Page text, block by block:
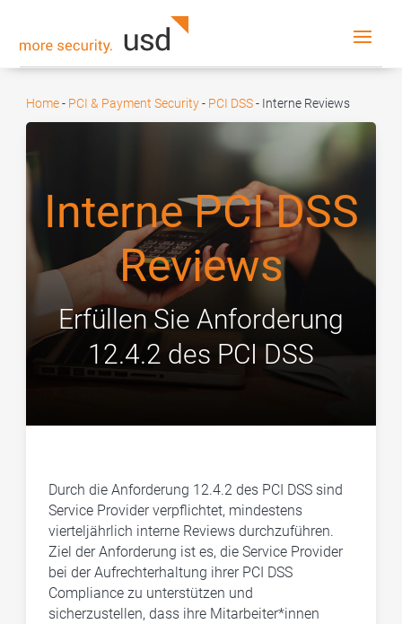
Home- PCI & Payment Security- PCI DSS- Interne Reviews
Interne PCI DSS
Reviews
Erfüllen Sie Anforderung
12.4.2 des PCI DSS
Durch die Anforderung 12.4.2 des PCI DSS sind
Service Provider verpflichtet, mindestens
vierteljährlich interne Reviews durchzuführen.
Ziel der Anforderung ist es, die Service Provider
bei der Aufrechterhaltung ihrer PCI DSS
Compliance zu unterstützen und
sicherzustellen, dass ihre Mitarbeiter*innen